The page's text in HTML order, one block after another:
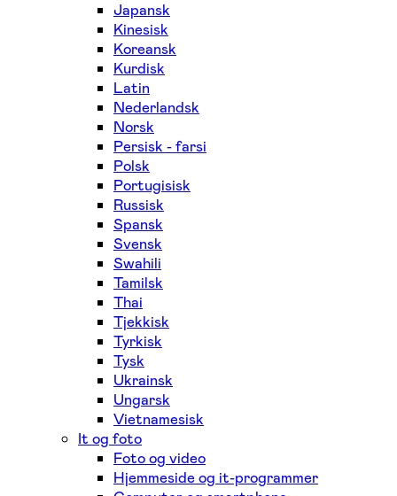
Japansk
Kinesisk
Koreansk
Kurdisk
Latin
Nederlandsk
Norsk
Persisk - farsi
Polsk
Portugisisk
Russisk
Spansk
Svensk
Swahili
Tamilsk
Thai
Tjekkisk
Tyrkisk
Tysk
Ukrainsk
Ungarsk
Vietnamesisk
It og foto
Foto og video
Hjemmeside og it-programmer